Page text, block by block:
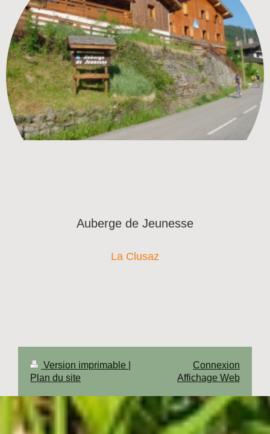
Auberge de Jeunesse
La Clusaz
Version imprimable
Plan du site
Connexion
Affichage Web